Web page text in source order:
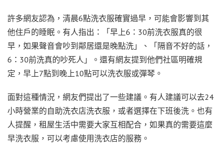
許多網友認為，清晨6點洗衣服確實過早，可能會影響到其
他住戶的睡眠。有人指出：「早上6：30前洗衣服真的很
早，如果聲音會吵到鄰居還是晚點洗」、「隔音不好的話，
6：30前洗真的吵死人」。還有網友提到他們社區明確規
定，早上7點到晚上10點可以洗衣服或彈琴。
面對這種情況，網友們提出了一些建議。有人建議可以去24
小時營業的自助洗衣店洗衣服，或者選擇在下班後洗。也有
人提醒，租屋生活中需要大家互相配合，如果真的需要這麼
早洗衣服，可以考慮使用洗衣店的服務。